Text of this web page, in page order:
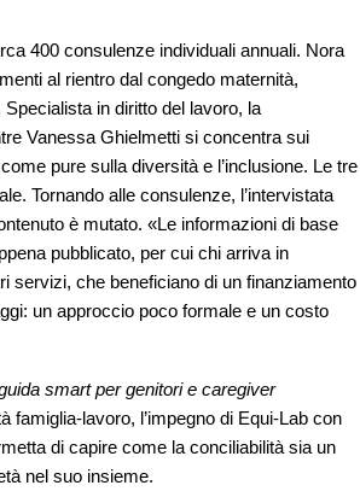
400 consulenze individuali annuali. Nora
al rientro dal congedo maternità,
in diritto del lavoro, la
Vanessa Ghielmetti si concentra sui
pure sulla diversità e l’inclusione. Le tre
Tornando alle consulenze, l’intervistata
è mutato. «Le informazioni di base
pubblicato, per cui chi arriva in
servizi, che beneficiano di un finanziamento
un approccio poco formale e un costo
smart per genitori e caregiver
famiglia-lavoro, l’impegno di Equi-Lab con
di capire come la conciliabilità sia un
nel suo insieme.